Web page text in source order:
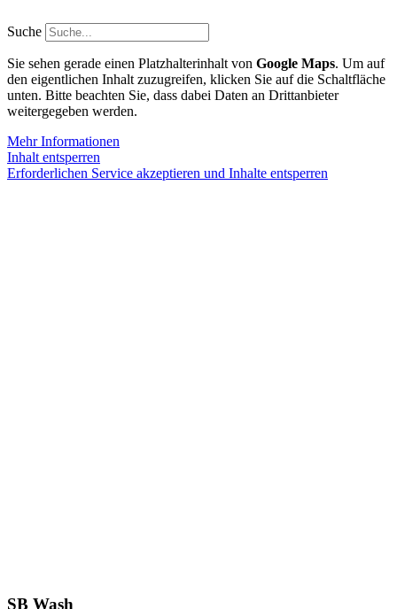
Inhalt
springen
Suche
Sie sehen gerade einen Platzhalterinhalt von Google Maps. Um auf
den eigentlichen Inhalt zuzugreifen, klicken Sie auf die Schaltfläche
unten. Bitte beachten Sie, dass dabei Daten an Drittanbieter
weitergegeben werden.
Mehr Informationen
Inhalt entsperren
Erforderlichen Service akzeptieren und Inhalte entsperren
SB Wash